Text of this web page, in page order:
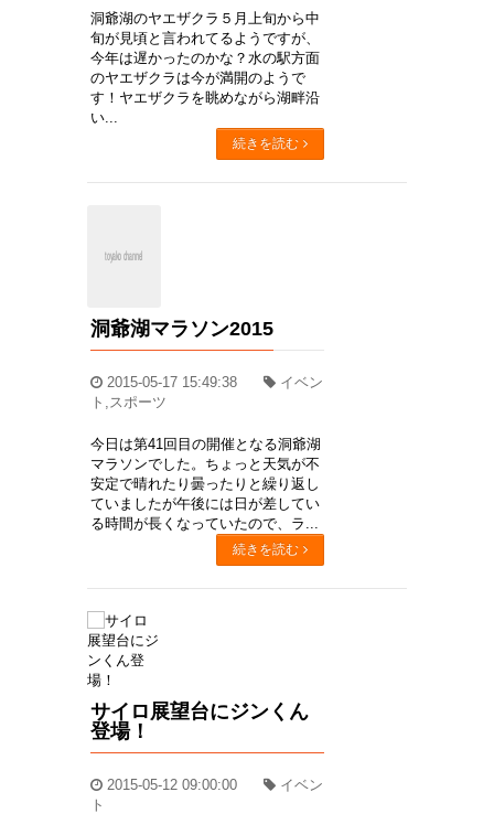
洞爺湖のヤエザクラ５月上旬から中
旬が見頃と言われてるようですが、
今年は遅かったのかな？水の駅方面
のヤエザクラは今が満開のようで
す！ヤエザクラを眺めながら湖畔沿
い...
続きを読む
洞爺湖マラソン2015
2015-05-17 15:49:38
イベン
ト,スポーツ
今日は第41回目の開催となる洞爺湖
マラソンでした。ちょっと天気が不
安定で晴れたり曇ったりと繰り返し
ていましたが午後には日が差してい
る時間が長くなっていたので、ラ...
続きを読む
サイロ展望台にジンくん
登場！
2015-05-12 09:00:00
イベン
ト